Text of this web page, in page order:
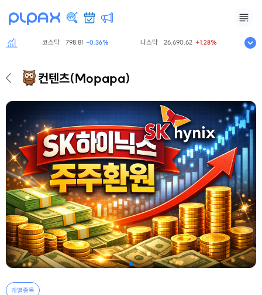
코스닥 798.81 -0.36% 나스닥 26,690.62 +1.28%
컨텐츠(Mopapa)
개별종목